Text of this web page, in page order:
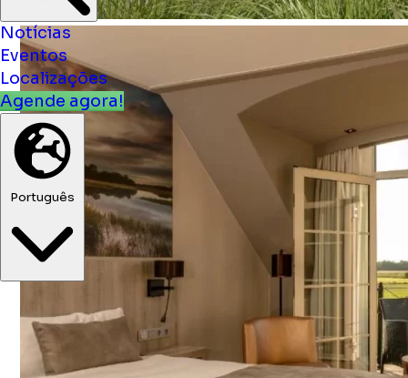
Notícias
Eventos
Localizações
Agende agora!
Português